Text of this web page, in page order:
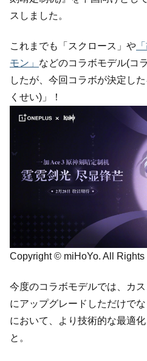
スしました。
これまでも「スクロース」や
モン」 などのコラボモデル(コ
したが、今回コラボが決定し
くせい)」！
Copyright © miHoYo. All Rights
今度のコラボモデルでは、カ
にアップグレードしただけで
において、より技術的な最適
と。